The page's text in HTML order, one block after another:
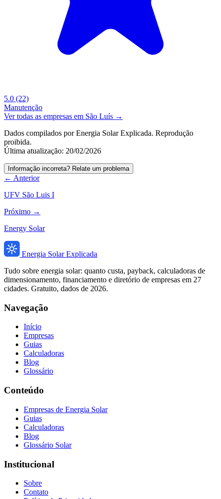
5.0 (22)
Manutenção
Ver todas as empresas em São Luís →
Dados compilados por Energia Solar Explicada. Reprodução
proibida.
Última atualização: 20/02/2026
Informação incorreta? Relate um problema
← Anterior
UFV São Luis I
Próximo →
Energy Solar
Energia Solar Explicada
Tudo sobre energia solar: quanto custa, payback, calculadoras de
dimensionamento, financiamento e diretório de empresas em 27
cidades. Gratuito, dados de 2026.
Navegação
Início
Empresas
Guias
Calculadoras
Blog
Glossário
Conteúdo
Empresas de Energia Solar
Guias
Calculadoras
Blog
Glossário Solar
Institucional
Sobre
Contato